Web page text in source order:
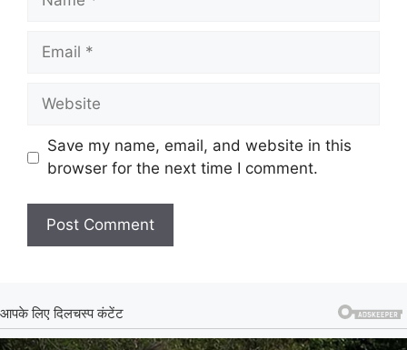
Email
Website
Save my name, email, and website in this
browser for the next time I comment.